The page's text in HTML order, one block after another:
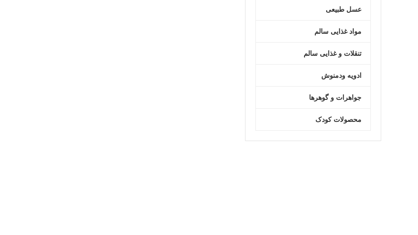
عسل طبیعی
مواد غذایی سالم
تنقلات و غذایی سالم
ادویه ودمنوش
جواهرات و گوهرها
محصولات کودک